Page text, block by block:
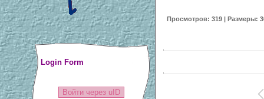
Login Form
Войти через uID
Просмотров: 319 | Размеры: